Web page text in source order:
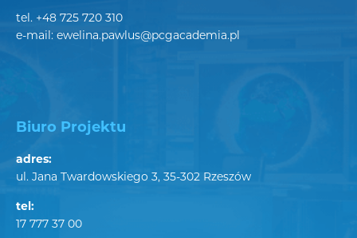
tel. +48 725 720 310
e-mail: ewelina.pawlus@pcgacademia.pl
Biuro Projektu
adres:
ul. Jana Twardowskiego 3, 35-302 Rzeszów
tel:
17 777 37 00